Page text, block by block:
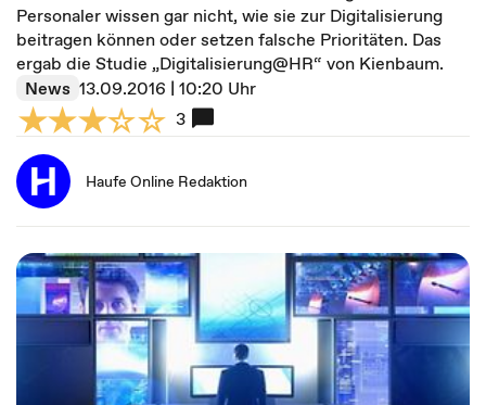
Personaler wissen gar nicht, wie sie zur Digitalisierung
beitragen können oder setzen falsche Prioritäten. Das
ergab die Studie „Digitalisierung@HR“ von Kienbaum.
News 13.09.2016 | 10:20 Uhr
3
Haufe Online Redaktion